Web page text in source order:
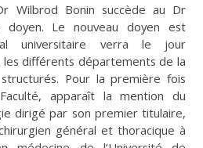
Wilbrod Bonin succède au Dr
doyen. Le nouveau doyen est
universitaire verra le jour
les différents départements de la
Pour la première fois
apparaît la mention du
dirigé par son premier titulaire,
général et thoracique à